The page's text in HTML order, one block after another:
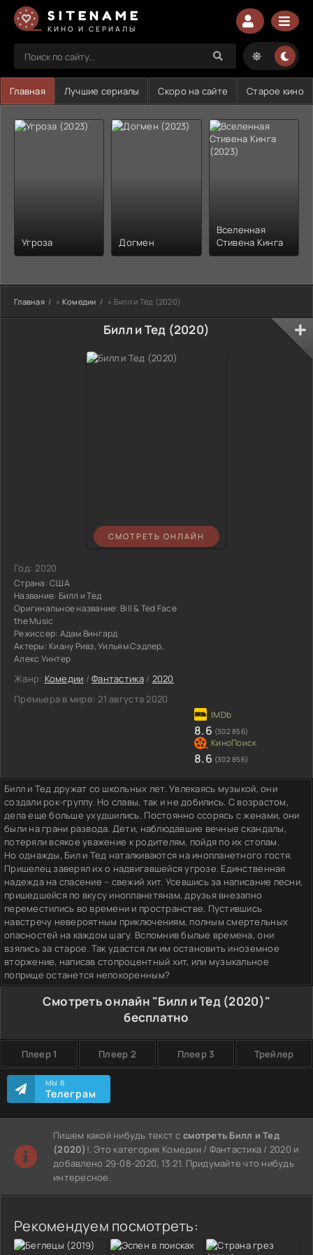
SITENAME
КИНО И СЕРИАЛЫ
Главная Лучшие сериалы Скоро на сайте Старое кино
Угроза Догмен
Вселенная
Стивена Кинга
Главная » Комедии » Билл и Тед (2020)
Билл и Тед (2020)
СМОТРЕТЬ ОНЛАЙН
Год:2020
Страна:США
Название: Билл и Тед
Оригинальное название: Bill & Ted Face
the Music
Режиссер: Адам Вингард
Актеры: Киану Ривз, Уильям Сэдлер,
Алекс Уинтер
Жанр: Комедии /Фантастика/ 2020
Премьера в мире: 21 августа 2020
8.6 (302 856)
8.6 (302 856)
Билл и Тед дружат со школьных лет. Увлекаясь музыкой, они
создали рок-группу. Но славы, так и не добились. С возрастом,
дела еще больше ухудшились. Постоянно ссорясь с женами, они
были на грани развода. Дети, наблюдавшие вечные скандалы,
потеряли всякое уважение к родителям, пойдя по их стопам.
Но однажды, Бил и Тед наталкиваются на инопланетного гостя.
Пришелец заверял их о надвигавшейся угрозе. Единственная
надежда на спасение – свежий хит. Усевшись за написание песни,
пришедшейся по вкусу инопланетянам, друзья внезапно
переместились во времени и пространстве. Пустившись
навстречу невероятным приключениям, полным смертельных
опасностей на каждом шагу. Вспомнив былые времена, они
взялись за старое. Так удастся ли им остановить иноземное
вторжение, написав стопроцентный хит, или музыкальное
поприще останется непокоренным?
Смотреть онлайн "Билл и Тед (2020)"
бесплатно
Плеер 1 Плеер 2 Плеер 3 Трейлер
МЫ В
Телеграм
Пишем какой нибудь текст ссмотреть Билл и Тед
(2020) !. Это категория Комедии / Фантастика / 2020 и
добавлено 29-08-2020, 13:21. Придумайте что нибудь
интересное.
Рекомендуем посмотреть: